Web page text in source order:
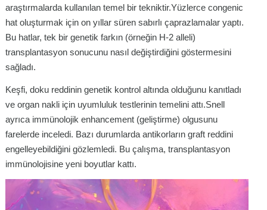
araştırmalarda kullanılan temel bir tekniktir.Yüzlerce congenic
hat oluşturmak için on yıllar süren sabırlı çaprazlamalar yaptı.
Bu hatlar, tek bir genetik farkın (örneğin H-2 alleli)
transplantasyon sonucunu nasıl değiştirdiğini göstermesini
sağladı.
Keşfi, doku reddinin genetik kontrol altında olduğunu kanıtladı
ve organ nakli için uyumluluk testlerinin temelini attı.Snell
ayrıca immünolojik enhancement (geliştirme) olgusunu
farelerde inceledi. Bazı durumlarda antikorların graft reddini
engelleyebildiğini gözlemledi. Bu çalışma, transplantasyon
immünolojisine yeni boyutlar kattı.